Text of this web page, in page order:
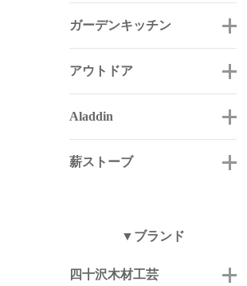
ガーデンキッチン
アウトドア
Aladdin
薪ストーブ
▼ブランド
四十沢木材工芸